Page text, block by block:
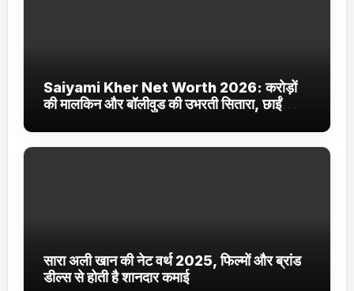
Saiyami Kher Net Worth 2026: करोड़ों
की मालकिन और बॉलीवुड की उभरती सितारा, छाईं
सारा अली खान की नेट वर्थ 2025, फिल्मों और ब्रांड
डील्स से होती है शानदार कमाई